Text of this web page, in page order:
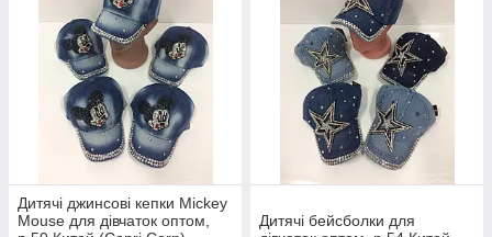
Дитячі джинсові кепки Mickey
Mouse для дівчаток оптом,
Дитячі бейсболки для